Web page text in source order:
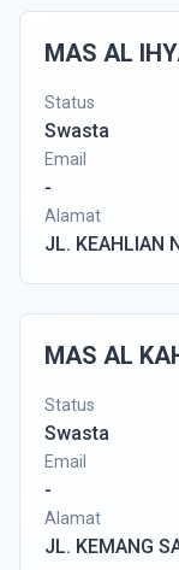
MAS AL
Status
Swasta
Email
-
Alamat
JL. KEAHLIAN
MAS AL
Status
Swasta
Email
-
Alamat
JL. KEMANG